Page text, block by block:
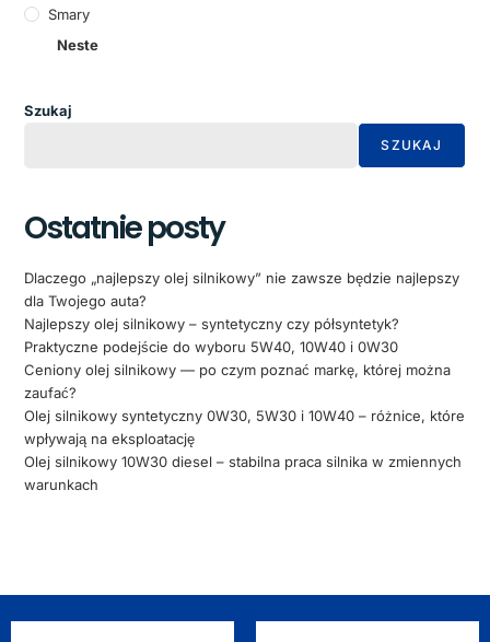
Smary
Neste
Szukaj
SZUKAJ
Ostatnie posty
Dlaczego „najlepszy olej silnikowy” nie zawsze będzie najlepszy
dla Twojego auta?
Najlepszy olej silnikowy – syntetyczny czy półsyntetyk?
Praktyczne podejście do wyboru 5W40, 10W40 i 0W30
Ceniony olej silnikowy — po czym poznać markę, której można
zaufać?
Olej silnikowy syntetyczny 0W30, 5W30 i 10W40 – różnice, które
wpływają na eksploatację
Olej silnikowy 10W30 diesel – stabilna praca silnika w zmiennych
warunkach